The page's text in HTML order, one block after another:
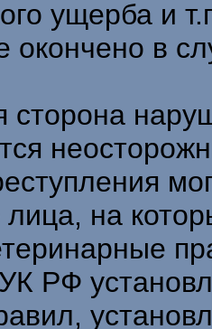
ущерба и
окончено в
сторона
на
РФ